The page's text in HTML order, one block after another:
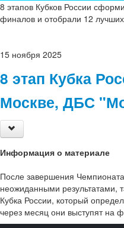
8 этапов Кубков России
финалов и отобрали 12
15 ноября 2025
8 этап Кубка
Москве, ДБС
Информация о материале
После завершения
неожиданными результатами,
Кубка России, который
через месяц они выступят на